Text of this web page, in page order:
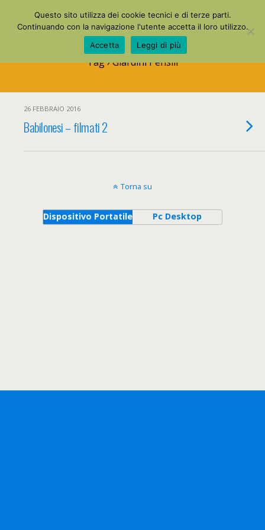
La Mia Maestra
Tag › Giardini Pensili
26 FEBBRAIO 2016
Babilonesi – filmati 2
Torna su
Dispositivo Portatile Pc Desktop
Questo sito utilizza dei cookie tecnici e di terze parti.
Continuando con la navigazione l'utente accetta il loro utilizzo.
Accetta
Leggi di più